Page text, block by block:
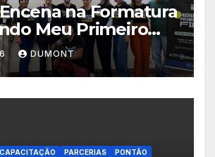
na Formatura
Meu Primeiro
Degase Belford
as inscrições
Nova Iguaçu
DUMONT
CAPACITAÇÃO PARCERIAS PONTÃO